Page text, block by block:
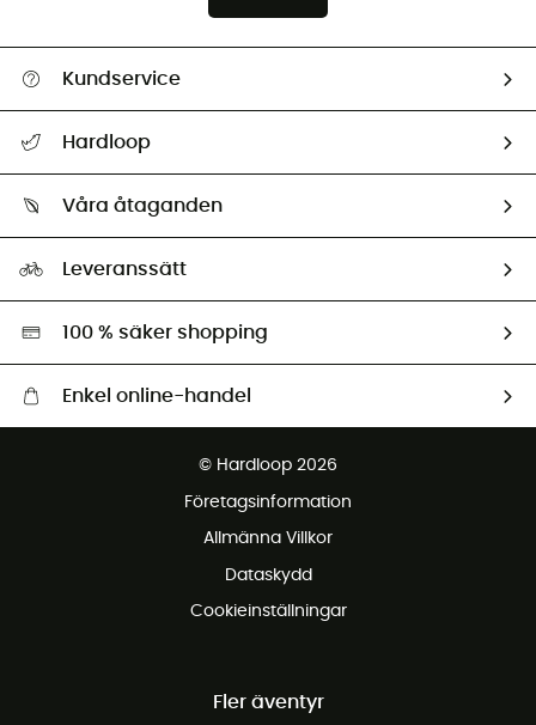
Kundservice
Retur & återbetalning
Hardloop
Ambassadörer
Våra åtaganden
Miljöanpassat urval
Leveranssätt
100 % säker shopping
Enkel online-handel
Gratis retur inom 100 dagar
© Hardloop 2026
Företagsinformation
Allmänna Villkor
Dataskydd
Cookieinställningar
Fler äventyr